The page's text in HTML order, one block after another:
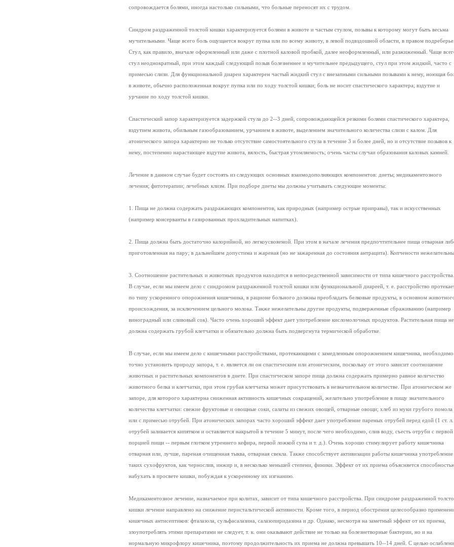
сопровождается болями, иногда настолько сильными, что больные переносят их с трудом.
Синдром раздраженной толстой кишки характеризуется болями в животе и частым стулом, позывы к которому могут быть весьма
мучительными. Чаще всего боль ощущается вокруг пупка или по всему животу, в левой подвздошной области, в правом подреберье.
Стул, как правило, вначале оформленный или даже с плотной каловой пробкой, далее неоформленный, или разжиженный. Чаще
стул неоднократный, при этом каждый следующий позыв болезненнее и мучительнее предыдущего, стул при этом жидкий, часто с
примесью слизи. Для функциональной диареи характерен частый жидкий стул с внезапными сильными позывами к нему, ноющая
в животе, обычно расположенная вокруг пупка или по ходу толстой кишки; боль не носит спастического характера; вздутие и
урчание по ходу толстой кишки.
Спастический запор характеризуется задержкой стула до 2--3 дней, сопровождающейся резкими болями спастического характера,
вздутием живота, обильным газообразованием, урчанием в животе, выделением значительного количества слизи с калом. Для
атонического запора характерно не только отсутствие самостоятельного стула в течение 3 и более дней, но и отсутствие позывов к
нему, постепенно нарастающее вздутие живота, вялость, быстрая утомляемость; очень часты случаи образования каловых камней.
Лечение в данном случае будет состоять из следующих основных взаимодополняющих компонентов: диеты; медикаментозного
лечения; фитотерапии; лечебных клизм. При подборе диеты мы должны учитывать следующие моменты:
1. Пища не должна содержать раздражающих компонентов, как природных (например острые приправы), так и искусственных
(например консерванты в газированных прохладительных напитках).
2. Пища должна быть достаточно калорийной, но легкоусвояемой. При этом в начале лечения предпочтительнее пища отварная
приготовленная на пару; в дальнейшем допустима и жареная (но не зажаренная до состояния антрацита). Копчености
3. Соотношение растительных и животных продуктов находится в непосредственной зависимости от типа кишечного расстройства.
В случае, если мы имеем дело с синдромом раздраженной толстой кишки или функциональной диареей, т. е. расстройство
по типу ускоренного опорожнения кишечника, в рационе больного должны преобладать белковые продукты, в основном
происхождения, за исключением цельного молока. Также нежелательны другие продукты, подверженные сбраживанию (например
виноградный или сливовый сок). Часто очень хороший эффект дает употребление кисломолочных продуктов. Растительная пища не
должна содержать грубой клетчатки и обязательно должна быть подвергнута термической обработке.
В случае, если мы имеем дело с кишечными расстройствами, протекающими с замедленным опорожнением кишечника, необходимо
точно установить природу запора, т. е. является ли он спастическим или атоническим, поскольку от этого зависит соотношение
животных и растительных компонентов в диете. При спастическом запоре пища должна содержать примерно равное количество
животного белка и клетчатки, при этом грубая клетчатка может присутствовать в незначительном количестве. При атоническом же
запоре, для которого характерна сниженная активность кишечных сокращений, желательно употребление в пищу значительного
количества клетчатки: свежие фруктовые и овощные соки, салаты из свежих овощей, отварные овощи; хлеб из муки грубого помола
или с примесью отрубей. При атонических запорах часто хороший эффект дает употребление пареных отрубей перед едой (1 ст. л.
отрубей заливается кипятком и оставляется накрытой в течение 5 минут, после чего необходимо, слив воду, съесть отруби с первой
порцией пищи -- первым глотком утреннего кефира, первой ложкой супа и т. д.). Очень хорошо стимулирует работу кишечника
отварная или, лучше, пареная очищенная тыква, отварная свекла. Также способствует активизации работы кишечника употребление
таких сухофруктов, как чернослив, инжир и, в несколько меньшей степени, финики. Эффект от их приема объясняется
набухать в просвете кишки, побуждая к ускоренному их изгнанию.
Медикаментозное лечение, назначаемое при колитах, зависит от типа кишечного расстройства. При синдроме раздраженной
кишки лечение направлено на снижение перистальтической активности. Кроме того, в период обострения целесообразно
кишечных антисептиков: фталазола, сульфасалазина, салазопиридазина и др. Однако, несмотря на заметный эффект от их приема,
злоупотреблять этими препаратами не следует, т. к. они оказывают действие не только на болезнетворные бактерии, но и на
нормальную микрофлору кишечника, поэтому продолжительность их приема не должна превышать 10--14 дней. С целью